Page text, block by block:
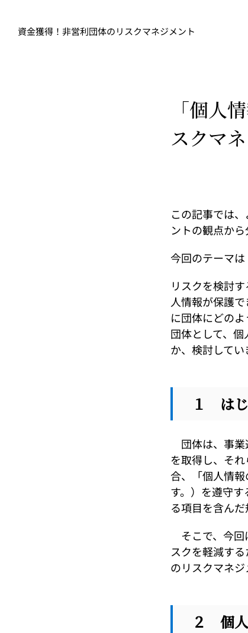
content
資金獲得！非営利団体のリスクマネジメント
「個人
スクマ
この記事では
ントの観点か
今回のテーマ
リスクを検討
人情報が保護
に団体にどの
団体として、
か、検討してい
１ は
団体は、事業
を取得し、そ
合、「個人情
す。）を遵守
る項目を含んだ
そこで、今回
スクを軽減す
のリスクマネジ
２ 個人